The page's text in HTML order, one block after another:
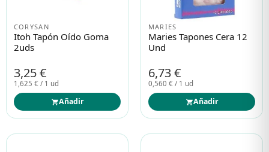
CORYSAN
Itoh Tapón Oído Goma
2uds
3,25 €
1,625 € / 1 ud
Añadir
MARIES
Maries Tapones Cera 12
Und
6,73 €
0,560 € / 1 ud
Añadir